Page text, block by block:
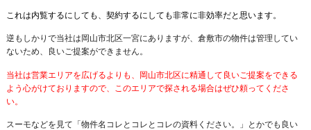
これは内覧するにしても、契約するにしても非常に非効率だと思います。
逆もしかりで当社は岡山市北区一宮にありますが、倉敷市の物件は管理してい
ないため、良いご提案ができません。
当社は営業エリアを広げるよりも、岡山市北区に精通して良いご提案をできる
よう心がけておりますので、このエリアで探される場合はぜひ頼ってくださ
い。
スーモなどを見て「物件名コレとコレとコレの資料ください。」とかでも良い